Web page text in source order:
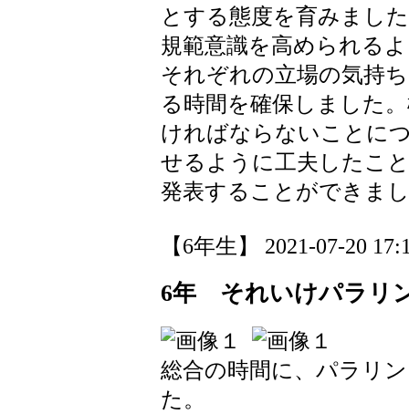
とする態度を育みまし
規範意識を高められる
それぞれの立場の気持
る時間を確保しました
ければならないことに
せるように工夫したこ
発表することができま
【6年生】 2021-07-20
6年 それいけパラリ
総合の時間に、パラリ
た。